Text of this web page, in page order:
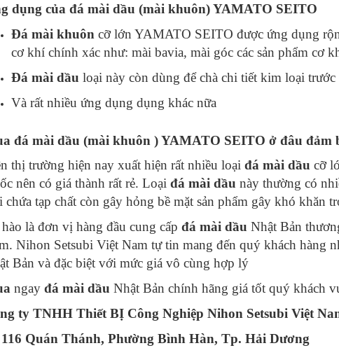
dụng của đá mài dầu (mài khuôn) YAMATO SEITO
Đá mài khuôn cỡ lớn YAMATO SEITO được ứng dụng
cơ khí chính xác như: mài bavia, mài góc các sản phẩm cơ
Đá mài dầu loại này còn dùng để chà chi tiết kim loại
Và rất nhiều ứng dụng dụng khác nữa
đá mài dầu (mài khuôn ) YAMATO SEITO ở đâu đảm
thị trường hiện nay xuất hiện rất nhiều loại đá mài dầu cỡ
nên có giá thành rất rẻ. Loại đá mài dầu này thường có
chứa tạp chất còn gây hỏng bề mặt sản phẩm gây khó khăn
là đơn vị hàng đầu cung cấp đá mài dầu Nhật Bản
Nihon Setsubi Việt Nam tự tin mang đến quý khách hàng
Bản và đặc biệt với mức giá vô cùng hợp lý
ngay đá mài dầu Nhật Bản chính hãng giá tốt quý khách
ty TNHH Thiết BỊ Công Nghiệp Nihon Setsubi Việt
116 Quán Thánh, Phường Bình Hàn, Tp. Hải Dương